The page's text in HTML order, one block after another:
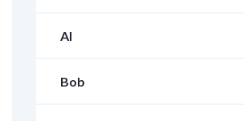
AI
Bob